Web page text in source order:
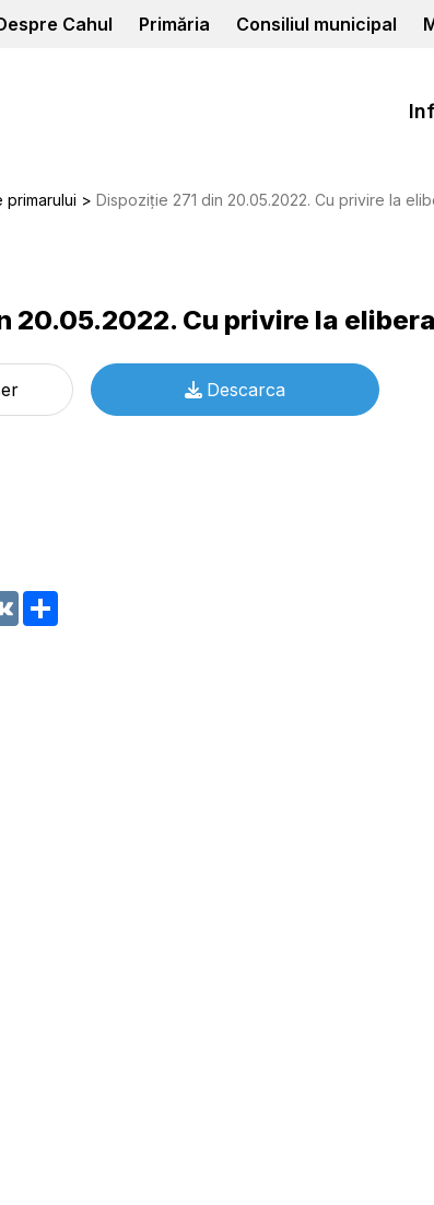
Cahul Primăria Consiliul municipal
primarului Dispoziție 271 din 20.05.2022. Cu privire la eliberarea
20.05.2022. Cu privire la
Descarca
VK